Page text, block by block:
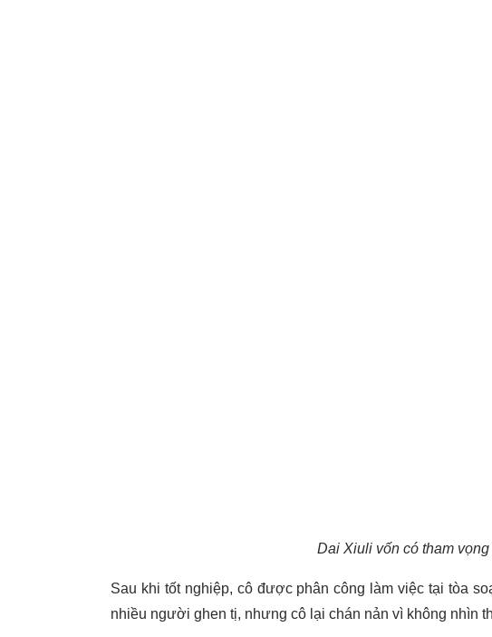
Dai Xiuli vốn có tham
Sau khi tốt nghiệp, cô được phân công làm việc tại tòa
nhiều người ghen tị, nhưng cô lại chán nản vì không nhìn